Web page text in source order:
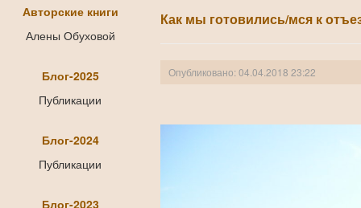
Авторские книги
Алены Обуховой
Блог-2025
Публикации
Блог-2024
Публикации
Блог-2023
Как мы готовились/мся к
Опубликовано: 04.04.2018 23:22